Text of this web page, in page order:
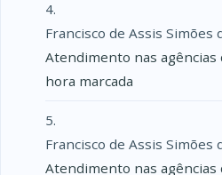
Francisco de Assis Simões
Atendimento nas agências
hora marcada
Francisco de Assis Simões
Atendimento nas agências